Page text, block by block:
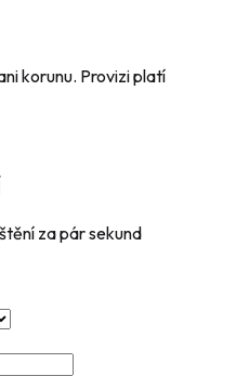
korunu. Provizi platí
za pár sekund